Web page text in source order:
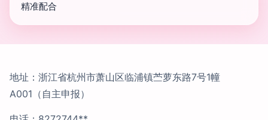
精准配合
地址：浙江省杭州市萧山区临浦镇苎萝东路7号1幢
A001（自主申报）